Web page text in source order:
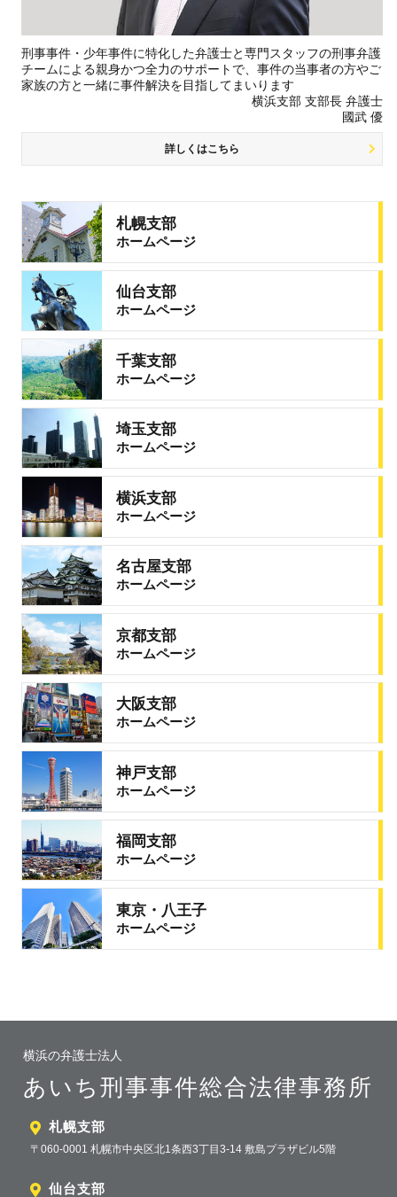
刑事事件・少年事件に特化した弁護士と専門スタッフの刑事弁護
チームによる親身かつ全力のサポートで、事件の当事者の方やご
家族の方と一緒に事件解決を目指してまいります
横浜支部 支部長 弁護士
國武 優
詳しくはこちら
札幌支部
ホームページ
仙台支部
ホームページ
千葉支部
ホームページ
埼玉支部
ホームページ
横浜支部
ホームページ
名古屋支部
ホームページ
京都支部
ホームページ
大阪支部
ホームページ
神戸支部
ホームページ
福岡支部
ホームページ
東京・八王子
ホームページ
横浜の弁護士法人
あいち刑事事件総合法律事務所
札幌支部
〒060-0001 札幌市中央区北1条西3丁目3-14 敷島プラザビル5階
仙台支部